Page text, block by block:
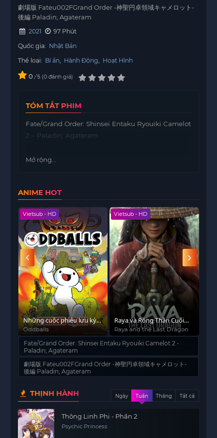
劇場版 Fateu002FGrand Order -神聖円卓領域キャメロット-
後編 Paladin; Agateram
2021
97 Phút
Quốc gia: Nhật Bản
Thể loại: Bí ẩn Hành Động Hoạt Hình
0 / 5 0 đánh giá
TÓM TẮT PHIM
Fate/Grand Order: Shinsei Entaku Ryouiki Camelot
2 – Paladin; Agateram
Mở rộng...
ANIME HOT
Vietsub - HD
Những cuộc phiêu lưu kỳ
quặc của James và Max
Oddballs
Vietsub - HD
Raya và Rồng Thần Cuối
Cùng
Raya and the Last Dragon
Fate/Grand Order: Shinsei Entaku Ryouiki Camelot 2 -
Paladin; Agateram
劇場版 Fateu002FGrand Order -神聖円卓領域キャメロット-
後編 Paladin; Agateram
THỊNH HÀNH Ngày Tuần Tháng Tất cả
Thông Linh Phi - Phần 2
Psychic Princess